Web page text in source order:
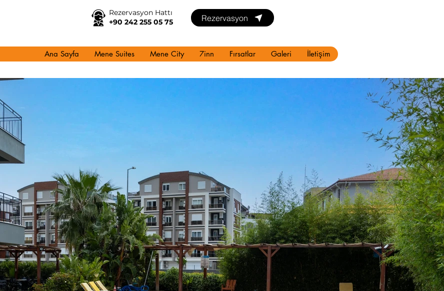
Rezervasyon Hattı
+90 242 255 05 75
Rezervasyon
Ana Sayfa Mene Suites Mene City 7inn Fırsatlar Galeri İletişim